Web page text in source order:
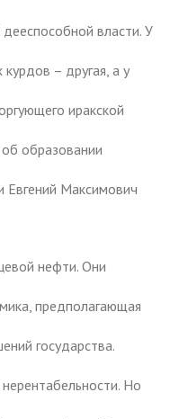
власти. У
– другая, а у
иракской
образовании
Евгений Максимович
нефти. Они
предполагающая
государства.
Но